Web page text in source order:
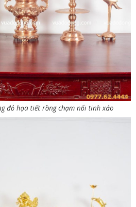
đỏ họa tiết rồng chạm nổi tinh xảo